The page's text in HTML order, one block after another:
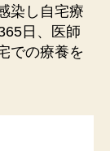
染し⾃宅療
⽇、医師
での療養を